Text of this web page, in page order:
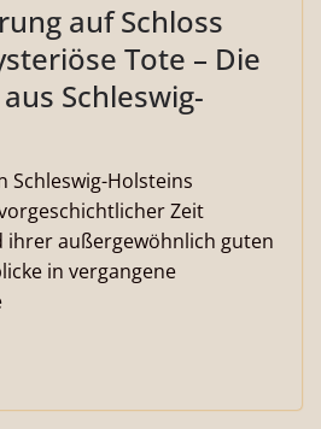
auf Schloss
Tote – Die
Schleswig-
Schleswig-Holsteins
Zeit
ihrer außergewöhnlich guten
in vergangene